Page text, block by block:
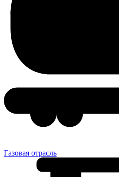
Газовая отрасль